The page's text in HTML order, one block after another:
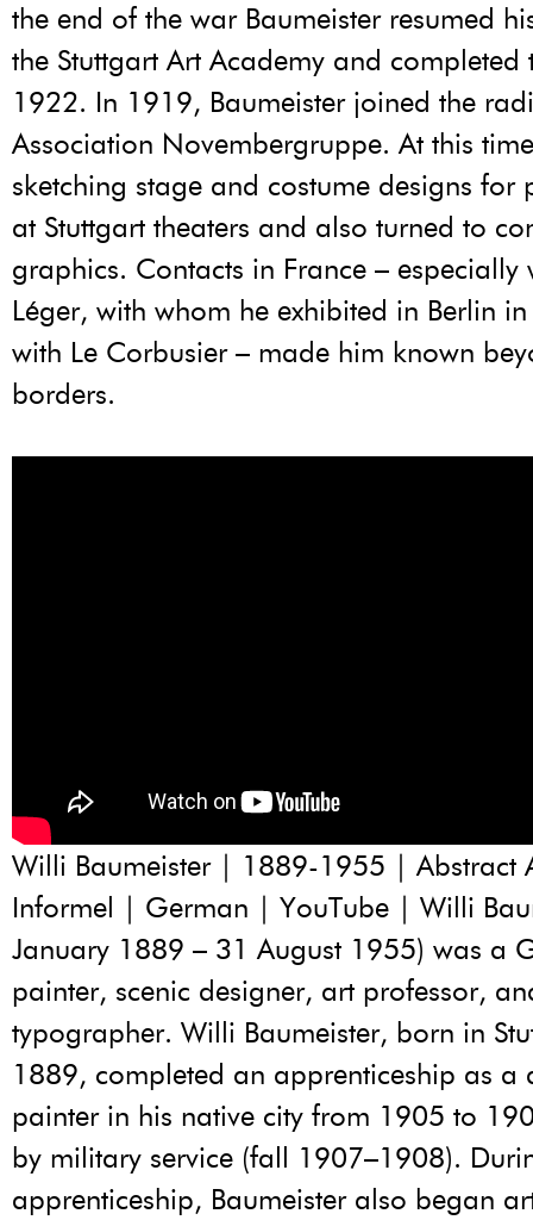
the end of the war Baumeister resumed
the Stuttgart Art Academy and completed
1922. In 1919, Baumeister joined the
Association Novembergruppe. At this
sketching stage and costume designs for
at Stuttgart theaters and also turned to
graphics. Contacts in France – especially
Léger, with whom he exhibited in Berlin
with Le Corbusier – made him known
borders.
Willi Baumeister | 1889-1955 | Abstract
Informel | German | YouTube | Willi
January 1889 – 31 August 1955) was a
painter, scenic designer, art professor,
typographer. Willi Baumeister, born in
1889, completed an apprenticeship as a
painter in his native city from 1905 to
by military service (fall 1907–1908).
apprenticeship, Baumeister also began